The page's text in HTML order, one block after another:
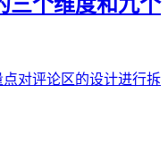
三个维度和九个
对评论区的设计进行拆